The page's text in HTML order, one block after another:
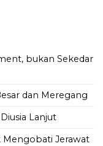
bukan Sekedar
dan Meregang
Lanjut
Mengobati Jerawat